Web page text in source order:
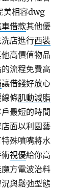
美相容dwg
借款其他優
店進行西裝
高價值物品
流程免費高
讓借錢好放心
條肌動減脂
最短的時間
面以利園藝
特殊噴嘴將水
術視優給你高
方電波治料
與鬆弛型態